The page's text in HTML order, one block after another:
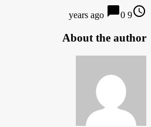
access_time
9 years ago
chat_bubble0
About the author